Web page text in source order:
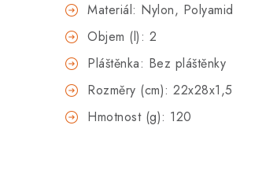
Materiál: Nylon, Polyamid
Objem (l): 2
Pláštěnka: Bez pláštěnky
Rozměry (cm): 22x28x1,5
Hmotnost (g): 120